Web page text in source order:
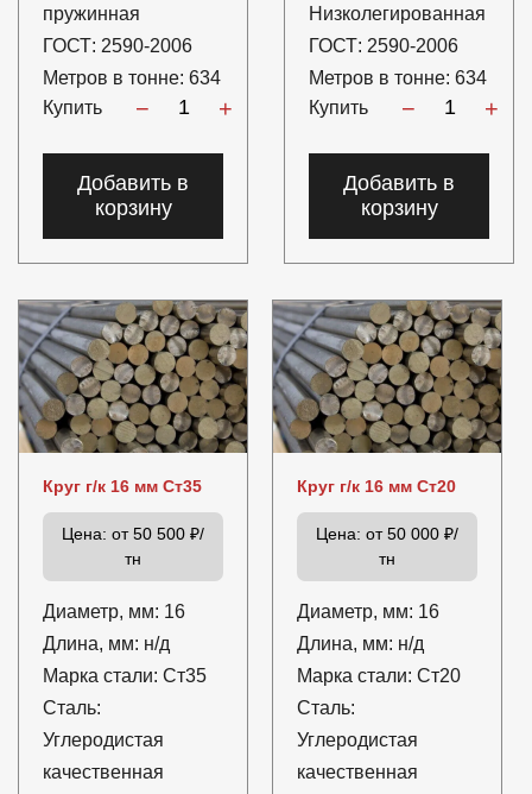
пружинная
ГОСТ: 2590-2006
Метров в тонне: 634
Купить
− +
Добавить в
корзину
Низколегированная
ГОСТ: 2590-2006
Метров в тонне: 634
Купить
− +
Добавить в
корзину
Круг г/к 16 мм Ст35
Цена: от 50 500 ₽/
тн
Диаметр, мм: 16
Длина, мм: н/д
Марка стали: Ст35
Сталь:
Углеродистая
качественная
Круг г/к 16 мм Ст20
Цена: от 50 000 ₽/
тн
Диаметр, мм: 16
Длина, мм: н/д
Марка стали: Ст20
Сталь:
Углеродистая
качественная